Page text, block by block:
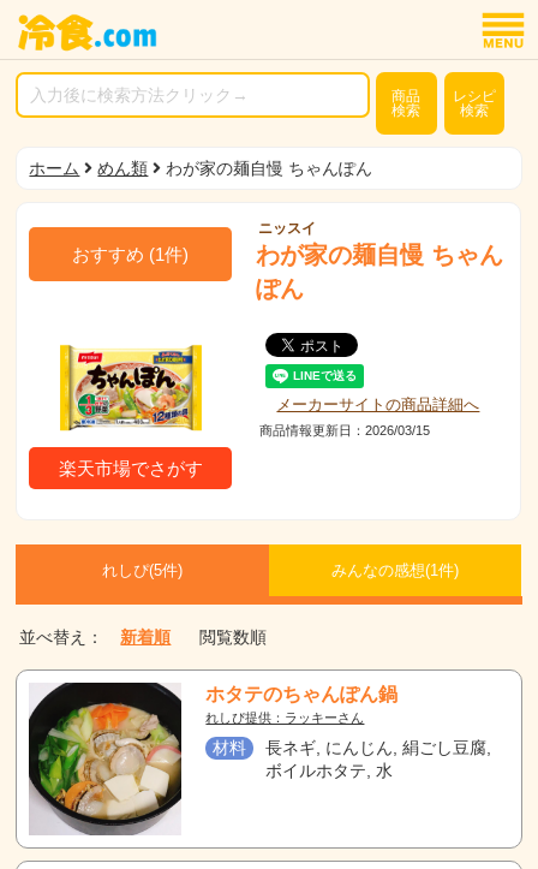
商品
検索
レシピ
検索
ホーム めん類 わが家の麺自慢 ちゃんぽん
おすすめ (1件)
楽天市場でさがす
ニッスイ
わが家の麺自慢 ちゃん
ぽん
メーカーサイトの商品詳細へ
商品情報更新日：2026/03/15
れしぴ(5件) みんなの感想(1件)
並べ替え： 新着順 閲覧数順
ホタテのちゃんぽん鍋
れしぴ提供：ラッキーさん
材料
長ネギ, にんじん, 絹ごし豆腐,
ボイルホタテ, 水